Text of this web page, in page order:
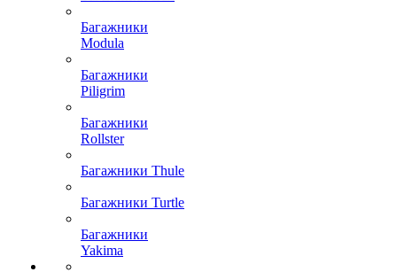
Багажники
Modula
Багажники
Piligrim
Багажники
Rollster
Багажники Thule
Багажники Turtle
Багажники
Yakima